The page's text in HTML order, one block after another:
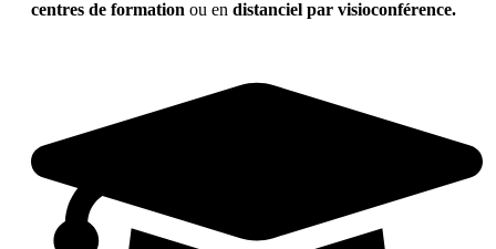
centres de formation ou en distanciel par visioconférence.